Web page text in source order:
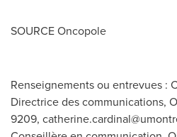
SOURCE Oncopole
Renseignements ou entrevues :
Directrice des communications,
9209,